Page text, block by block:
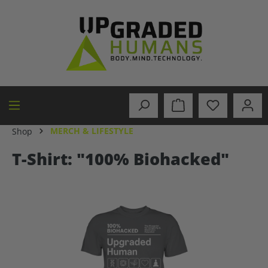
Shop MERCH & LIFESTYLE
T-Shirt: "100% Biohacked"